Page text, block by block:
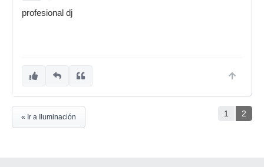
profesional dj
1 2
« Ir a Iluminación